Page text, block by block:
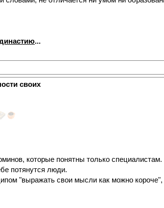
...
своих
которые понятны только
потянутся люди.
"выражать свои мысли как можно короче",